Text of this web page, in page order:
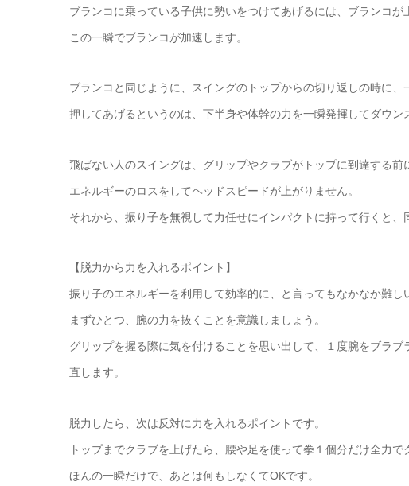
ブランコに乗っている子供に勢いをつけてあげるには、ブランコ
この一瞬でブランコが加速します。
ブランコと同じように、スイングのトップからの切り返しの時に、
押してあげるというのは、下半身や体幹の力を一瞬発揮してダウン
飛ばない人のスイングは、グリップやクラブがトップに到達する前
エネルギーのロスをしてヘッドスピードが上がりません。
それから、振り子を無視して力任せにインパクトに持って行くと
【脱力から力を入れるポイント】
振り子のエネルギーを利用して効率的に、と言ってもなかなか難し
まずひとつ、腕の力を抜くことを意識しましょう。
グリップを握る際に気を付けることを思い出して、１度腕をブラ
直します。
脱力したら、次は反対に力を入れるポイントです。
トップまでクラブを上げたら、腰や足を使って拳１個分だけ全力で
ほんの一瞬だけで、あとは何もしなくてOKです。